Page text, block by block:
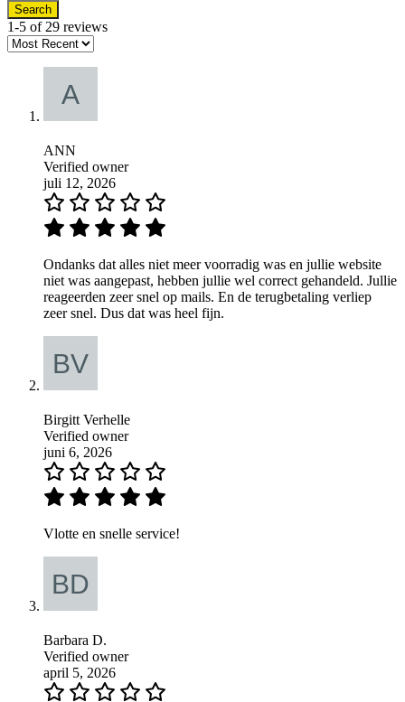
Search
1-5 of 29 reviews
ANN
Verified owner
juli 12, 2026
Ondanks dat alles niet meer voorradig was en jullie website
niet was aangepast, hebben jullie wel correct gehandeld. Jullie
reageerden zeer snel op mails. En de terugbetaling verliep
zeer snel. Dus dat was heel fijn.
Birgitt Verhelle
Verified owner
juni 6, 2026
Vlotte en snelle service!
Barbara D.
Verified owner
april 5, 2026